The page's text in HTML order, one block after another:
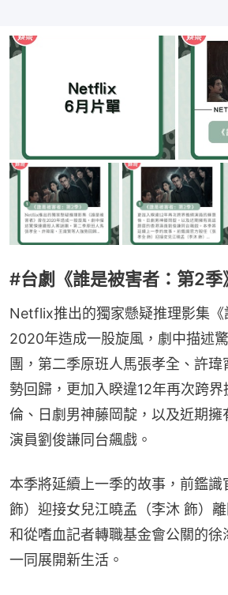
#台劇《誰是被害者：第2
Netflix推出的獨家懸疑推理影集《
2020年造成一股旋風，劇中描述
團，第二季原班人馬張孝全、許
勢回歸，更加入睽違12年再次跨
倫、日劇男神藤岡靛，以及近期擁
演員劉俊謙同台飆戲。
本季將延續上一季的故事，前鑑識
飾）迎接女兒江曉孟（李沐 飾）
和從嗜血記者轉職基金會公關的徐
一同展開新生活。